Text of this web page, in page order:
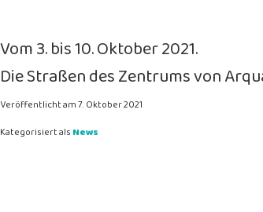
Vom 3. bis 10. Oktober 2021.
Die Straßen des Zentrums von
Veröffentlicht am7. Oktober 2021
Kategorisiert als News